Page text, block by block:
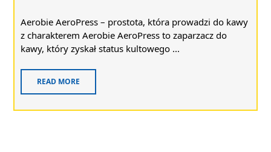
Aerobie AeroPress – prostota, która prowadzi do kawy
z charakterem Aerobie AeroPress to zaparzacz do
kawy, który zyskał status kultowego ...
READ MORE